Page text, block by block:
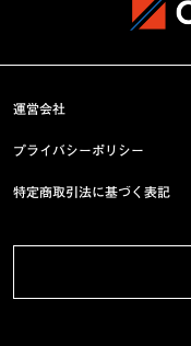
運営会社
プライバシーポリシー
特定商取引法に基づく表記